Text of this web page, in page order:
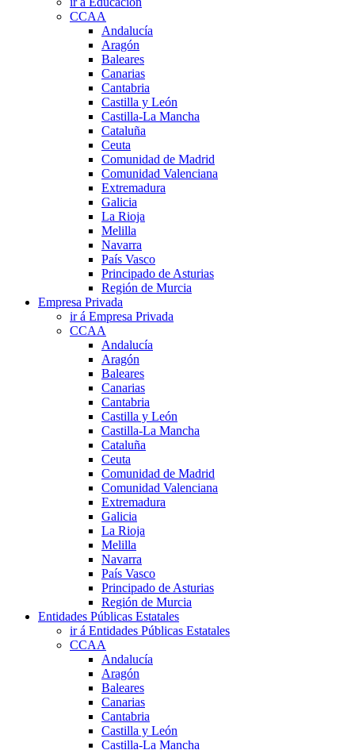
CCAA
Andalucía
Aragón
Baleares
Canarias
Cantabria
Castilla y León
Castilla-La Mancha
Cataluña
Ceuta
Comunidad de Madrid
Comunidad Valenciana
Extremadura
Galicia
La Rioja
Melilla
Navarra
País Vasco
Principado de Asturias
Región de Murcia
Empresa Privada
ir á Empresa Privada
CCAA
Andalucía
Aragón
Baleares
Canarias
Cantabria
Castilla y León
Castilla-La Mancha
Cataluña
Ceuta
Comunidad de Madrid
Comunidad Valenciana
Extremadura
Galicia
La Rioja
Melilla
Navarra
País Vasco
Principado de Asturias
Región de Murcia
Entidades Públicas Estatales
ir á Entidades Públicas Estatales
CCAA
Andalucía
Aragón
Baleares
Canarias
Cantabria
Castilla y León
Castilla-La Mancha